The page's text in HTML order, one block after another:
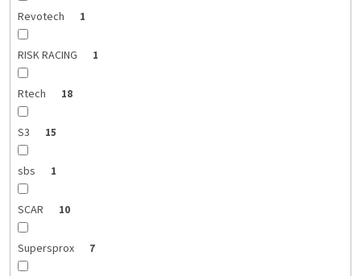
Revotech 1
RISK RACING 1
Rtech 18
S3 15
sbs 1
SCAR 10
Supersprox 7